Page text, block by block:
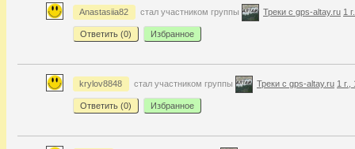
Anastasiia82 стал участником группы Треки с gps-altay.ru 1
Ответить (0) Избранное
krylov8848 стал участником группы Треки с gps-altay.ru 1
Ответить (0) Избранное